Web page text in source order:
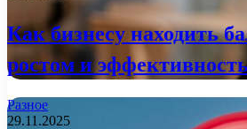
Как бизнесу находить
ростом и
Разное
29.11.2025